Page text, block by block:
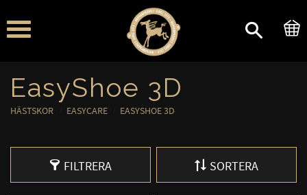
Meny
EasyShoe 3D
HÄSTSKOR EASYCARE EASYSHOE 3D
FILTRERA SORTERA